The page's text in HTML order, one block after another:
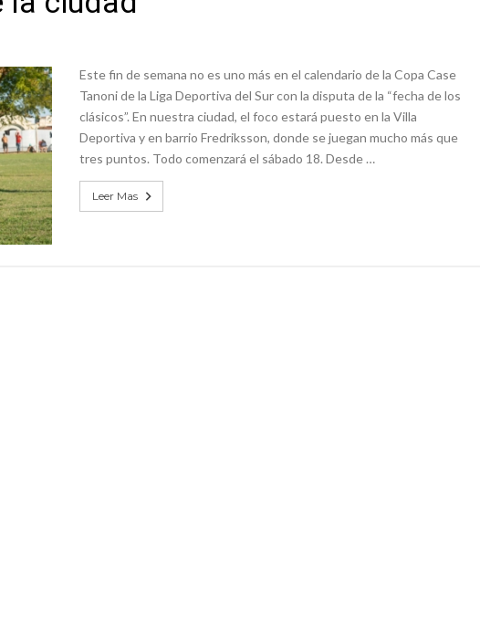
Este fin de semana no es uno más en el calendario de la Copa Case
Tanoni de la Liga Deportiva del Sur con la disputa de la “fecha de los
clásicos”. En nuestra ciudad, el foco estará puesto en la Villa
Deportiva y en barrio Fredriksson, donde se juegan mucho más que
tres puntos. Todo comenzará el sábado 18. Desde …
Leer Mas